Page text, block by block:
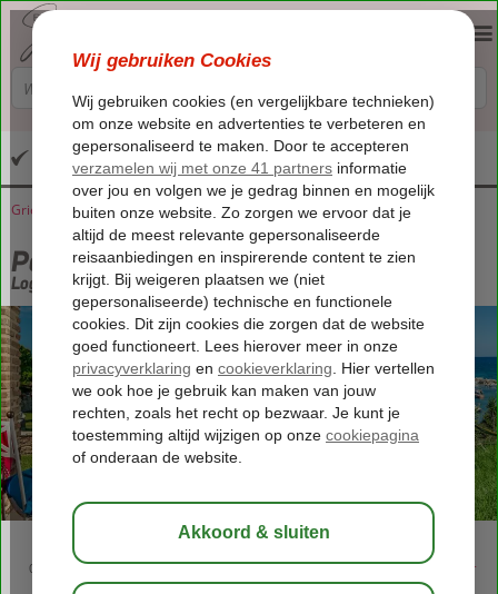
Altijd inclusief huurauto
Home
Griekenland Zakynthos Vasilikos Porto Roma Studios
Porto Roma Studios
Logies en ontbijt-Appartement
03:05 aug 31°C delen bewaar